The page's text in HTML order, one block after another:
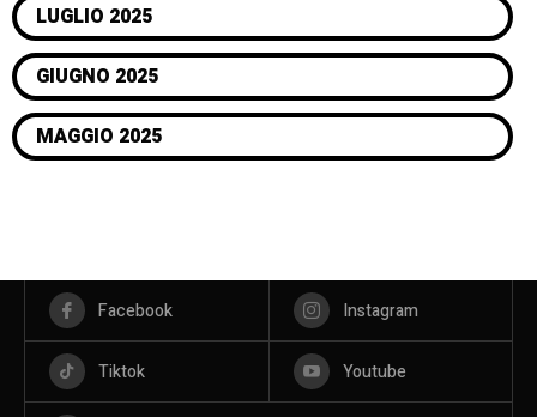
LUGLIO 2025
GIUGNO 2025
MAGGIO 2025
Facebook Instagram
Tiktok Youtube